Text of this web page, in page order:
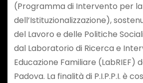
(Programma di Intervento per
dell’Istituzionalizzazione),
del Lavoro e delle Politiche
dal Laboratorio di Ricerca e
Educazione Familiare (LabRIEF)
Padova. La finalità di P.I.P.P.I. è